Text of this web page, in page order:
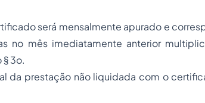
será mensalmente apurado e
no mês imediatamente anterior
3o.
da prestação não liquidada com o